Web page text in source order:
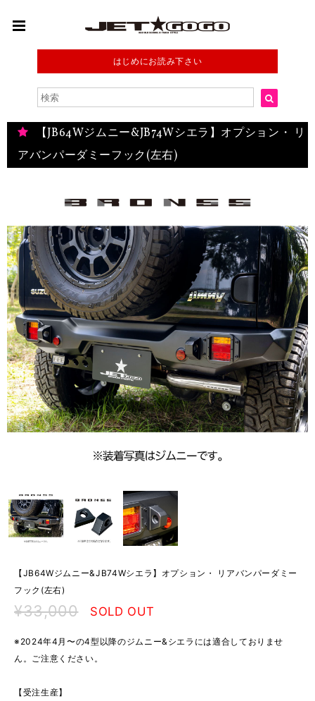
はじめにお読み下さい
【JB64Wジムニー&JB74Wシエラ】オプション・ リ
アバンパーダミーフック(左右)
【JB64Wジムニー&JB74Wシエラ】オプション・ リアバンパーダミー
フック(左右)
¥33,000 SOLD OUT
※2024年4月〜の4型以降のジムニー&シエラには適合しておりませ
ん。ご注意ください。
【受注生産】